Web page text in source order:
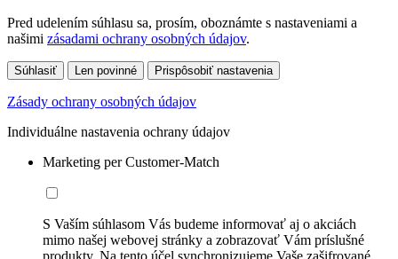
Pred udelením súhlasu sa, prosím, oboznámte s nastaveniami a
našimi zásadami ochrany osobných údajov.
Súhlasiť Len povinné Prispôsobiť nastavenia
Zásady ochrany osobných údajov
Individuálne nastavenia ochrany údajov
Marketing per Customer-Match
S Vaším súhlasom Vás budeme informovať aj o akciách
mimo našej webovej stránky a zobrazovať Vám príslušné